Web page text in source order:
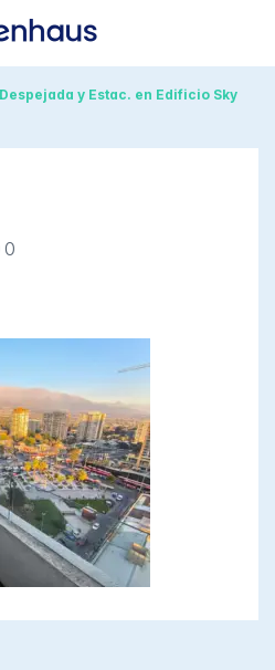
y Estac. en Edificio Sky
0